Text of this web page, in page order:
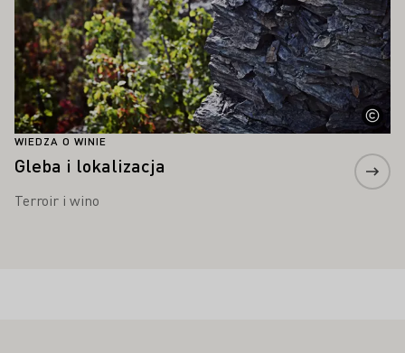
WIEDZA O WINIE
Gleba i lokalizacja
Terroir i wino